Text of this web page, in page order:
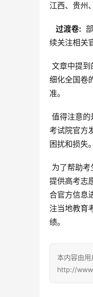
江西、贵州
  过渡卷:
续关注相关
细化全国卷
准。
考试院官方
困扰和损失。
提供高考志
合官方信息
注当地教育
绩。
本内容由
http://